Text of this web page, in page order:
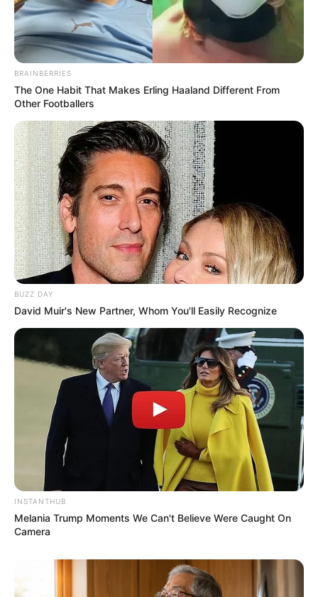
BRAINBERRIES
The One Habit That Makes Erling Haaland Different From
Other Footballers
BUZZ DAY
David Muir's New Partner, Whom You'll Easily Recognize
INSTANTHUB
Melania Trump Moments We Can't Believe Were Caught On
Camera